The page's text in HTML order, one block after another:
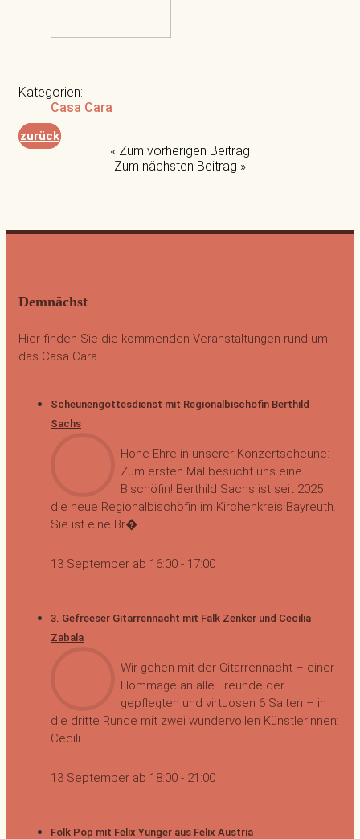
Kategorien:
Casa Cara
zurück
« Zum vorherigen Beitrag
Zum nächsten Beitrag »
Demnächst
Hier finden Sie die kommenden Veranstaltungen rund um
das Casa Cara
Scheunengottesdienst mit Regionalbischöfin Berthild
Sachs
Hohe Ehre in unserer Konzertscheune:
Zum ersten Mal besucht uns eine
Bischöfin! Berthild Sachs ist seit 2025
die neue Regionalbischöfin im Kirchenkreis Bayreuth.
Sie ist eine Br�...
13 September ab 16:00 - 17:00
3. Gefreeser Gitarrennacht mit Falk Zenker und Cecilia
Zabala
Wir gehen mit der Gitarrennacht – einer
Hommage an alle Freunde der
gepflegten und virtuosen 6 Saiten – in
die dritte Runde mit zwei wundervollen KünstlerInnen:
Cecili...
13 September ab 18:00 - 21:00
Folk Pop mit Felix Yunger aus Felix Austria